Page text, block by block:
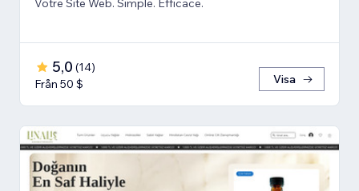
Votre Site Web. Simple. Efficace.
5,0 (14)
Från 50 $
Visa